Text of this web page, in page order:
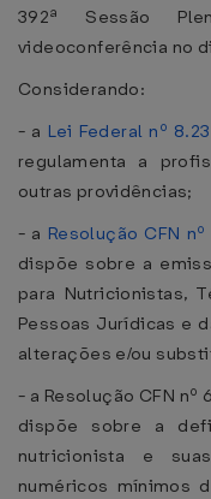
392ª Sessão
videoconferência no
Considerando:
- a Lei Federal nº
regulamenta a
outras providências;
- a Resolução CFN
dispõe sobre a
para Nutricionistas,
Pessoas Jurídicas e
alterações e/ou
- a Resolução CFN
dispõe sobre a
nutricionista e
numéricos mínimos